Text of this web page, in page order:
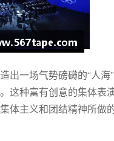
出一场气势磅礴的“人
这种富有创意的集体表
体主义和团结精神所做